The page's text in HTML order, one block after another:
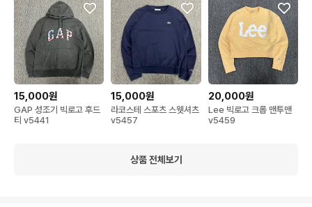
15,000원
GAP 성조기 빅로고 후드
티 v5441
15,000원
라코스테 스포츠 스웻셔츠
v5457
20,000원
Lee 빅로고 크롭 맨투맨
v5459
상품 전체보기